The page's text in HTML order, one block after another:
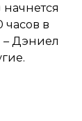
начнется
в
– Дэниел